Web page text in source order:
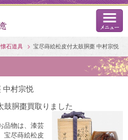
石道具 宝尽蒔絵松皮付太鼓胴棗 中村宗悦
中村宗悦
鼓胴棗買取りました
品物は、漆芸
宝尽蒔絵松皮